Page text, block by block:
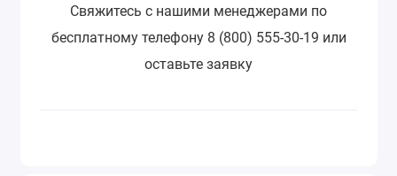
Свяжитесь с нашими менеджерами по
бесплатному телефону 8 (800) 555-30-19 или
оставьте заявку